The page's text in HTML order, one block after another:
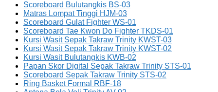
Scoreboard Bulutangkis BS-03
Matras Lompat Tinggi HJM-03
Scoreboard Gulat Fighter WS-01
Scoreboard Tae Kwon Do Fighter TKDS-01
Kursi Wasit Sepak Takraw Trinity KWST-03
Kursi Wasit Sepak Takraw Trinity KWST-02
Kursi Wasit Bulutangkis KWB-02
Papan Skor Digital Sepak Takraw Trinity STS-01
Scoreboard Sepak Takraw Trinity STS-02
Ring Basket Formal RBF-18